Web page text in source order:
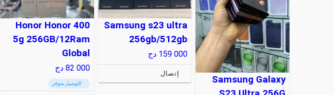
Samsung Galaxy
Samsung s23 ultra
256gb/512gb
159 000 دج
إتصال
Honor Honor 400
5g 256GB/12Ram
Global
82 000 دج
التوصيل متوفر